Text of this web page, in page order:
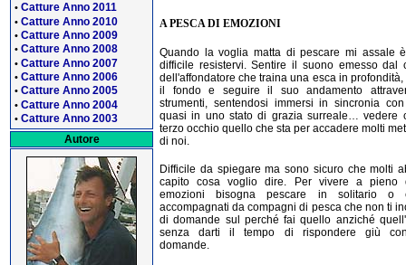
• Catture Anno 2011
• Catture Anno 2010
• Catture Anno 2009
• Catture Anno 2008
• Catture Anno 2007
• Catture Anno 2006
• Catture Anno 2005
• Catture Anno 2004
• Catture Anno 2003
Autore
A PESCA DI EMOZIONI
Quando la voglia matta di pescare mi assale
difficile resistervi. Sentire il suono emesso dal
dell'affondatore che traina una esca in profondità,
il fondo e seguire il suo andamento
strumenti, sentendosi immersi in sincronia
quasi in uno stato di grazia surreale… vedere
terzo occhio quello che sta per accadere molti
di noi.
Difficile da spiegare ma sono sicuro che molti
capito cosa voglio dire. Per vivere a pieno
emozioni bisogna pescare in solitario o
accompagnati da compagni di pesca che non ti
di domande sul perché fai quello anziché
senza darti il tempo di rispondere giù
domande.